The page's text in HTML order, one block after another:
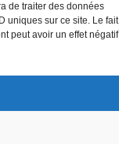
de traiter des données
uniques sur ce site. Le fait
peut avoir un effet négatif